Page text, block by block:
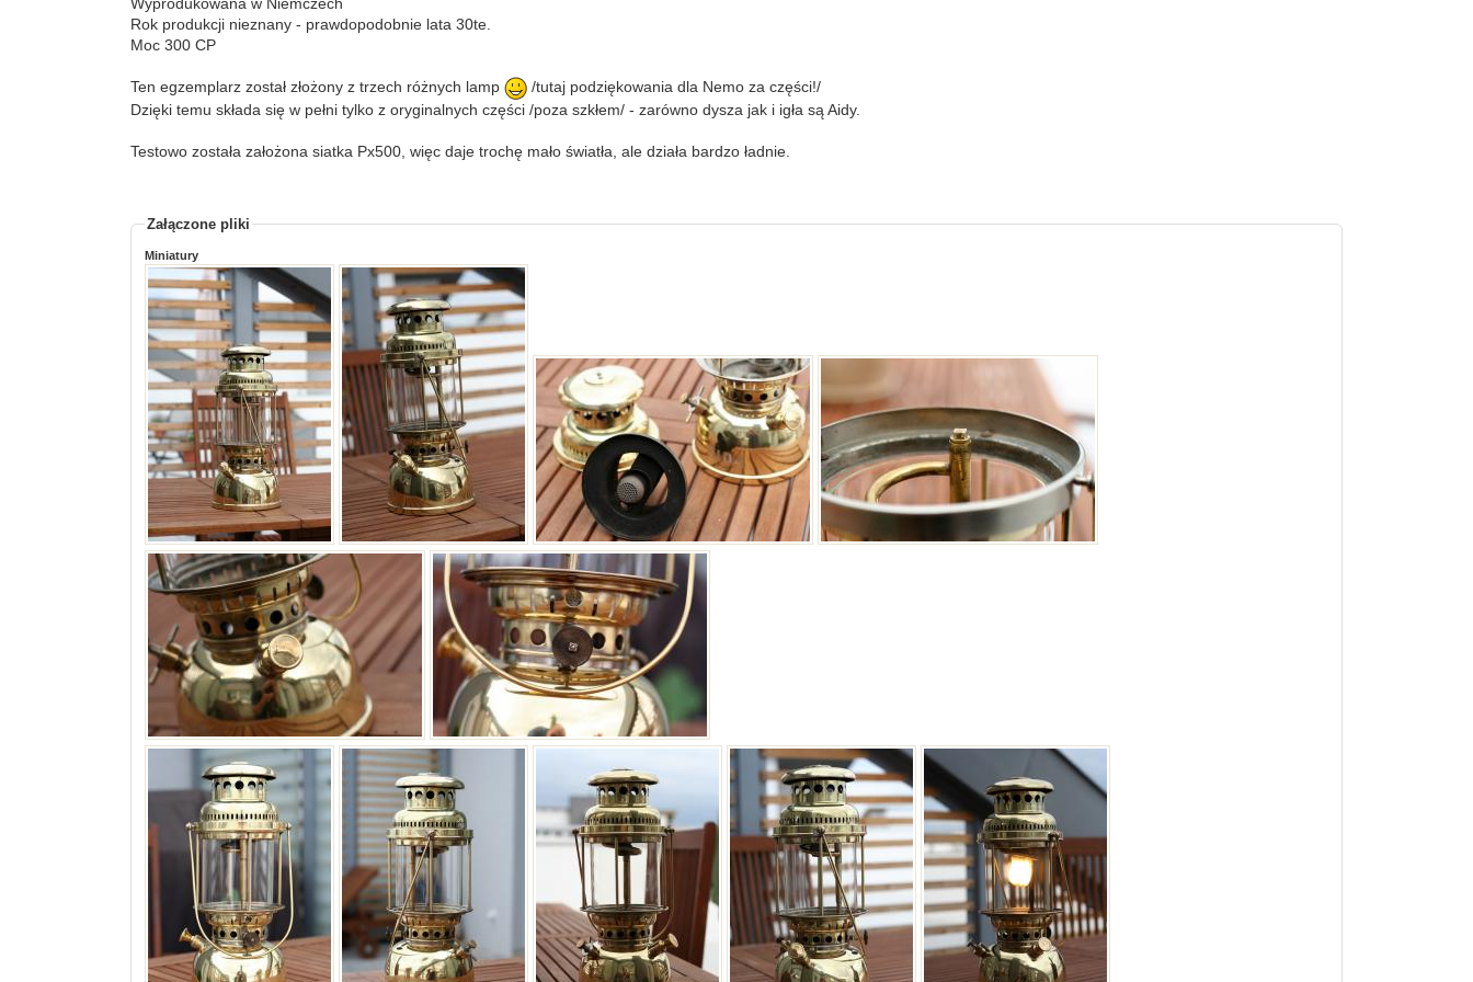
Rok produkcji nieznany - prawdopodobnie lata 30te.
Moc 300 CP
Ten egzemplarz został złożony z trzech różnych lamp
/tutaj podziękowania dla Nemo za części!/
Dzięki temu składa się w pełni tylko z oryginalnych części /poza szkłem/ - zarówno dysza jak i igła są Aidy.
Testowo została założona siatka Px500, więc daje trochę mało światła, ale działa bardzo ładnie.
Załączone pliki
Miniatury